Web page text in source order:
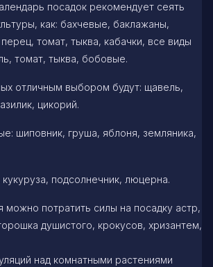
посадок рекомендует сеять
как: бахчевые, баклажаны,
томат, тыква, кабачки, все виды
томат, тыква, бобовые.
отличным выбором будут: щавель,
цикорий.
шиповник, груша, яблоня, земляника,
подсолнечник, люцерна.
можно потратить силы на посадку астр,
душистого, крокусов, хризантем,
над комнатными растениями